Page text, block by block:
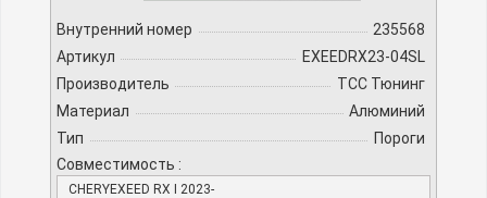
Внутренний номер
235568
Артикул
EXEEDRX23-04SL
Производитель
TCC Тюнинг
Материал
Алюминий
Тип
Пороги
Совместимость :
CHERYEXEED RX I 2023-